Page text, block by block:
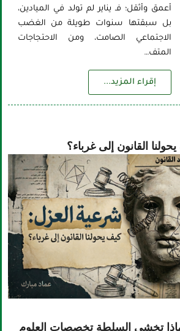
أعمق وأثقل؛ فـ يناير لم تولد في الميادين،
بل سبقتها سنوات طويلة من الغضب
الاجتماعي الصامت، ومن الاحتجاجات
المتف…
إقراء المزيد...
القانون إلى غرباء؟
تخشى السلطة تخصصات العلوم